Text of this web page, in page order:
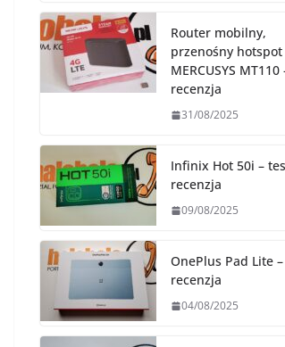
Router mobilny,
przenośny hotspot
MERCUSYS MT110
recenzja
31/08/2025
Infinix Hot 50i –
recenzja
09/08/2025
OnePlus Pad Lite
recenzja
04/08/2025